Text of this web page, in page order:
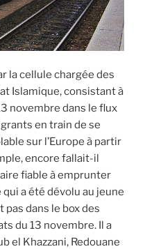
la cellule chargée des
Islamique, consistant à
novembre dans le flux
en train de se
sur l’Europe à partir
encore fallait-il
fiable à emprunter
a été dévolu au jeune
pas dans le box des
du 13 novembre. Il a
el Khazzani, Redouane